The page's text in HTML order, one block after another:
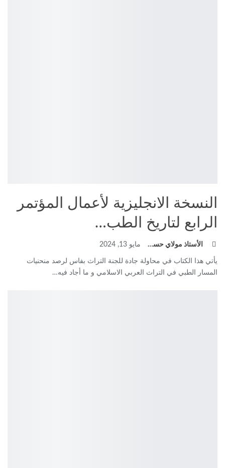
النسخة الانجليزية لأعمال المؤتمر
الرابع لتاريخ الطب…
الأستاذ مولاي حسن فريح مايو 13, 2024
يأتي هذا الكتاب في محاولة جادة للجنة التراث بفاس لرصد منحنيات
المسار الطبي في التراث العربي الاسلامي و ما أجاد فيه…